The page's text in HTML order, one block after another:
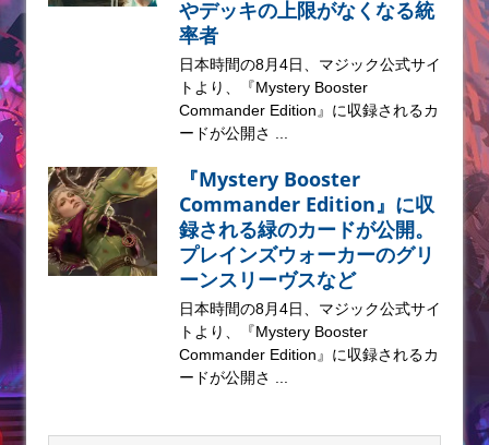
やデッキの上限がなくなる統
率者
日本時間の8月4日、マジック公式サイ
トより、『Mystery Booster
Commander Edition』に収録されるカ
ードが公開さ ...
『Mystery Booster
Commander Edition』に収
録される緑のカードが公開。
プレインズウォーカーのグリ
ーンスリーヴスなど
日本時間の8月4日、マジック公式サイ
トより、『Mystery Booster
Commander Edition』に収録されるカ
ードが公開さ ...